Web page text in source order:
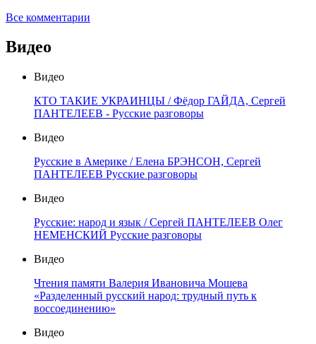
Все комментарии
Видео
Видео
КТО ТАКИЕ УКРАИНЦЫ / Фёдор ГАЙДА, Сергей
ПАНТЕЛЕЕВ - Русские разговоры
Видео
Русские в Америке / Елена БРЭНСОН, Сергей
ПАНТЕЛЕЕВ Русские разговоры
Видео
Русские: народ и язык / Сергей ПАНТЕЛЕЕВ Олег
НЕМЕНСКИЙ Русские разговоры
Видео
Чтения памяти Валерия Ивановича Мошева
«Разделенный русский народ: трудный путь к
воссоединению»
Видео